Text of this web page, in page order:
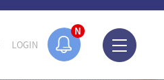
N
LOGIN